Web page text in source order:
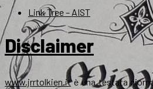
Link Tree – AIST
Disclaimer
www.jrrtolkien.itè una testata